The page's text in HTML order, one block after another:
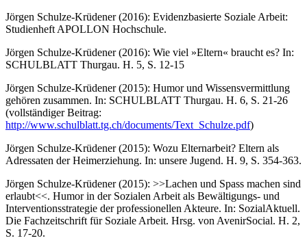
Jörgen Schulze-Krüdener (2016): Evidenzbasierte Soziale Arbeit:
Studienheft APOLLON Hochschule.
Jörgen Schulze-Krüdener (2016): Wie viel »Eltern« braucht es? In:
SCHULBLATT Thurgau. H. 5, S. 12-15
Jörgen Schulze-Krüdener (2015): Humor und Wissensvermittlung
gehören zusammen. In: SCHULBLATT Thurgau. H. 6, S. 21-26
(vollständiger Beitrag:
http://www.schulblatt.tg.ch/documents/Text_Schulze.pdf)
Jörgen Schulze-Krüdener (2015): Wozu Elternarbeit? Eltern als
Adressaten der Heimerziehung. In: unsere Jugend. H. 9, S. 354-363.
Jörgen Schulze-Krüdener (2015): >>Lachen und Spass machen sind
erlaubt<<. Humor in der Sozialen Arbeit als Bewältigungs- und
Interventionsstrategie der professionellen Akteure. In: SozialAktuell.
Die Fachzeitschrift für Soziale Arbeit. Hrsg. von AvenirSocial. H. 2,
S. 17-20.